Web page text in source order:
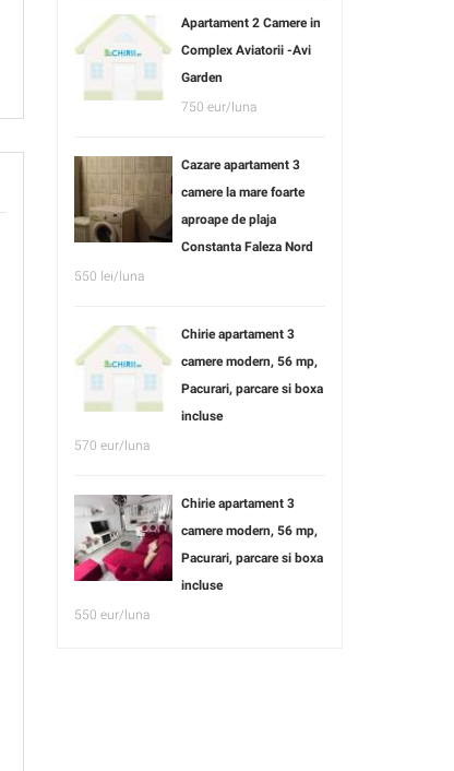
Apartament 2 Camere in
Complex Aviatorii -Avi
Garden
750 eur/luna
Cazare apartament 3
camere la mare foarte
aproape de plaja
Constanta Faleza Nord
550 lei/luna
Chirie apartament 3
camere modern, 56 mp,
Pacurari, parcare si boxa
incluse
570 eur/luna
Chirie apartament 3
camere modern, 56 mp,
Pacurari, parcare si boxa
incluse
550 eur/luna